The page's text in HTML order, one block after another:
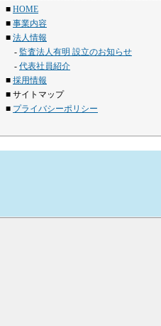
■ HOME
■ 事業内容
■ 法人情報
- 監査法人有明 設立のお知らせ
- 代表社員紹介
■ 採用情報
■ サイトマップ
■ プライバシーポリシー